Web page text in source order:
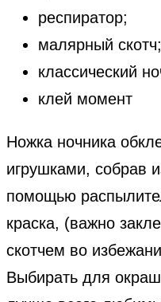
респиратор;
малярный скотч;
классический
клей момент
Ножка ночника
игрушками, собрав
помощью
краска, (важно
скотчем во
Выбирать для